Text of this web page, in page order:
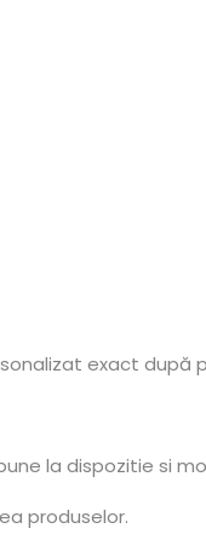
exact după
la dispozitie si
produselor.